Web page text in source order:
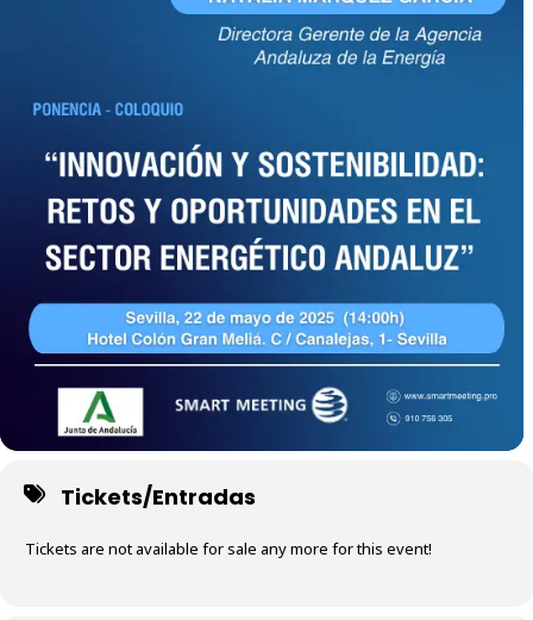
Tickets/Entradas
Tickets are not available for sale any more for this event!